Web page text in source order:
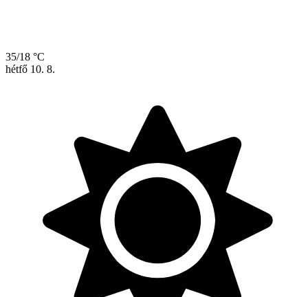
35/18 °C
hétfő 10. 8.